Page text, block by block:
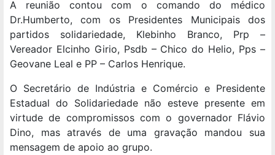
A reunião contou com o comando do médico
Dr.Humberto, com os Presidentes Municipais dos
partidos solidariedade, Klebinho Branco, Prp –
Vereador Elcinho Girio, Psdb – Chico do Helio, Pps –
Geovane Leal e PP – Carlos Henrique.
O Secretário de Indústria e Comércio e Presidente
Estadual do Solidariedade não esteve presente em
virtude de compromissos com o governador Flávio
Dino, mas através de uma gravação mandou sua
mensagem de apoio ao grupo.